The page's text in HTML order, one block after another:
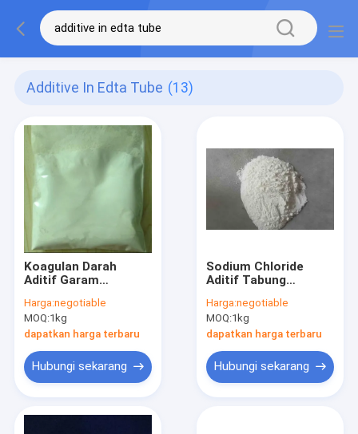
Additive In Edta Tube (13)
Koagulan Darah
Aditif Garam
Tabung EDTA
Harga:negotiable
MOQ:1kg
dapatkan harga terbaru
Hubungi sekarang
Sodium Chloride
Aditif Tabung
Dalam Edta Bulk
Harga:negotiable
MOQ:1kg
dapatkan harga terbaru
Hubungi sekarang